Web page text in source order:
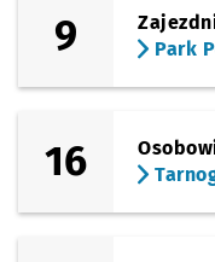
9
Park
16